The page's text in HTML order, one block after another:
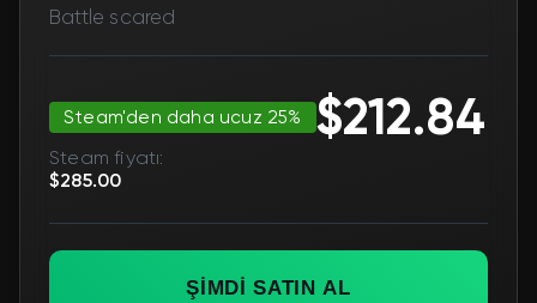
Battle scared
Steam'den daha ucuz 25% $212.84
Steam fiyatı:
$285.00
ŞİMDİ SATIN AL